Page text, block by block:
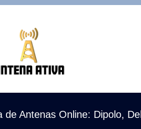
de Antenas Online: Dipolo,